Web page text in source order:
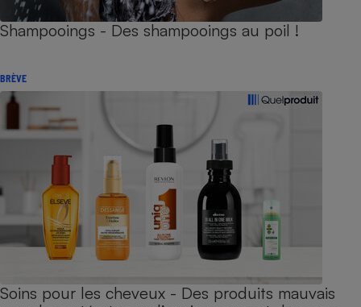
Shampooings - Des shampooings au poil !
BRÈVE
Soins pour les cheveux - Des produits mauvais